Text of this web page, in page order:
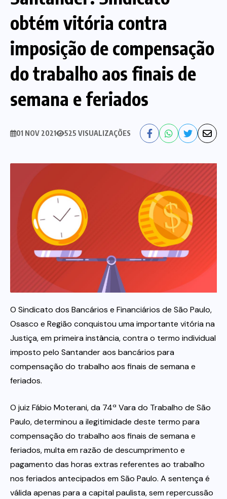
Nossa História
Agenda das atividades sindicais
Estatuto
Diretoria
Notícias
Bancos
CEF
Santander
Bradesco
Banco do Brasil
Itau
Financeiras e Cooperativas
Comunicação
Convênios
Folha d@s Bancári@s
Galerias de Fotos
Videos
Sindicalize!
Contato
obtém vitória contra
imposição de compensação
do trabalho aos finais de
semana e feriados
01 NOV 2021 525 VISUALIZAÇÕES
O Sindicato dos Bancários e Financiários de São Paulo,
Osasco e Região conquistou uma importante vitória na
Justiça, em primeira instância, contra o termo individual
imposto pelo Santander aos bancários para
compensação do trabalho aos finais de semana e
feriados.
O juiz Fábio Moterani, da 74ª Vara do Trabalho de São
Paulo, determinou a ilegitimidade deste termo para
compensação do trabalho aos finais de semana e
feriados, multa em razão de descumprimento e
pagamento das horas extras referentes ao trabalho
nos feriados antecipados em São Paulo. A sentença é
válida apenas para a capital paulista, sem repercussão